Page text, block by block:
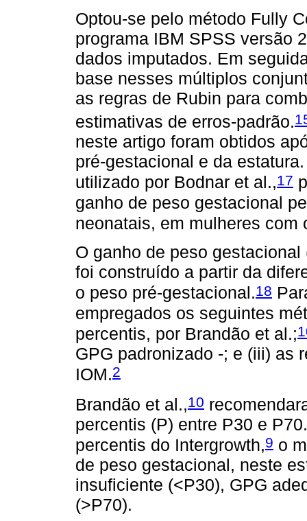
Optou-se pelo método Fully
programa IBM SPSS versão
dados imputados. Em
base nesses múltiplos
as regras de Rubin para
estimativas de erros-padrão.
neste artigo foram obtidos
pré-gestacional e da
utilizado por Bodnar et al.,17
ganho de peso gestacional
neonatais, em mulheres
O ganho de peso
foi construído a partir da
o peso pré-gestacional.18
empregados os seguintes
percentis, por Brandão et al.;
GPG padronizado -; e (iii) as
IOM.2
Brandão et al.,10
percentis (P) entre P30 e
percentis do Intergrowth,9 o
de peso gestacional, neste
insuficiente (<P30), GPG
(>P70).